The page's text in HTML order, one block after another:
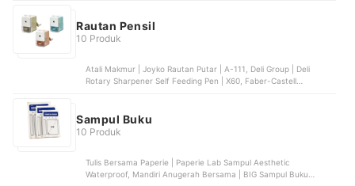
Single Line Analog | T06
Rautan Pensil
10 Produk
Atali Makmur | Joyko Rautan Putar | A-111, Deli Group | Deli
Rotary Sharpener Self Feeding Pen | X60, Faber-Castell
Sampul Buku
10 Produk
Tulis Bersama Paperie | Paperie Lab Sampul Aesthetic
Waterproof, Mandiri Anugerah Bersama | BIG Sampul Buku